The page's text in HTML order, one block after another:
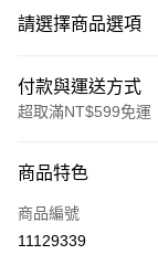
請選擇商品選項
付款與運送方式
超取滿NT$599免運
信用卡一次付款
信用卡分期付款
商品特色
商品編號
11129339